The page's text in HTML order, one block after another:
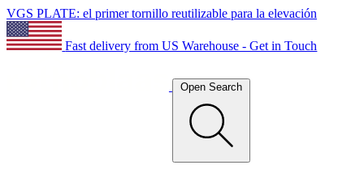
VGS PLATE: el primer tornillo reutilizable para la elevación
Fast delivery from US Warehouse - Get in Touch
Open Search